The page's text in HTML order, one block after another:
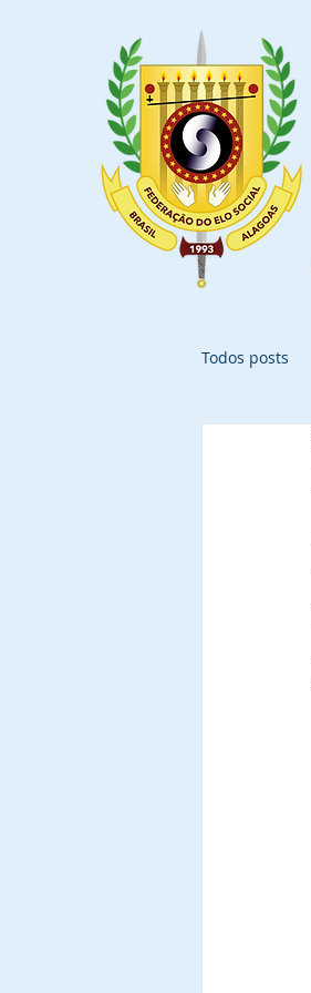
Todos posts